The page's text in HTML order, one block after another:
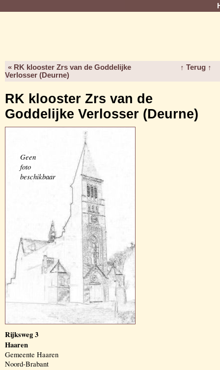
« RK klooster Zrs van de Goddelijke
Verlosser (Deurne)
↑ Terug ↑
RK klooster Zrs van de
Goddelijke Verlosser (Deurne)
Geen
foto
beschikbaar
Rijksweg 3
Haaren
Gemeente Haaren
Noord-Brabant